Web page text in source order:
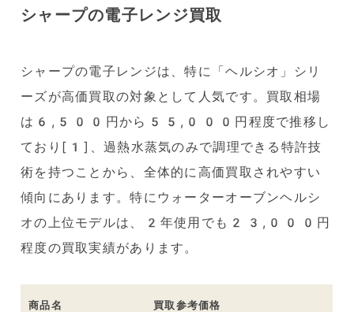
シャープの電子レンジ買取
シャープの電子レンジは、特に「ヘルシオ」シリ
ーズが高価買取の対象として人気です。買取相場
は6,500円から55,000円程度で推移し
ており[1]、過熱水蒸気のみで調理できる特許技
術を持つことから、全体的に高価買取されやすい
傾向にあります。特にウォーターオーブンヘルシ
オの上位モデルは、2年使用でも23,000円
程度の買取実績があります。
商品名 買取参考価格